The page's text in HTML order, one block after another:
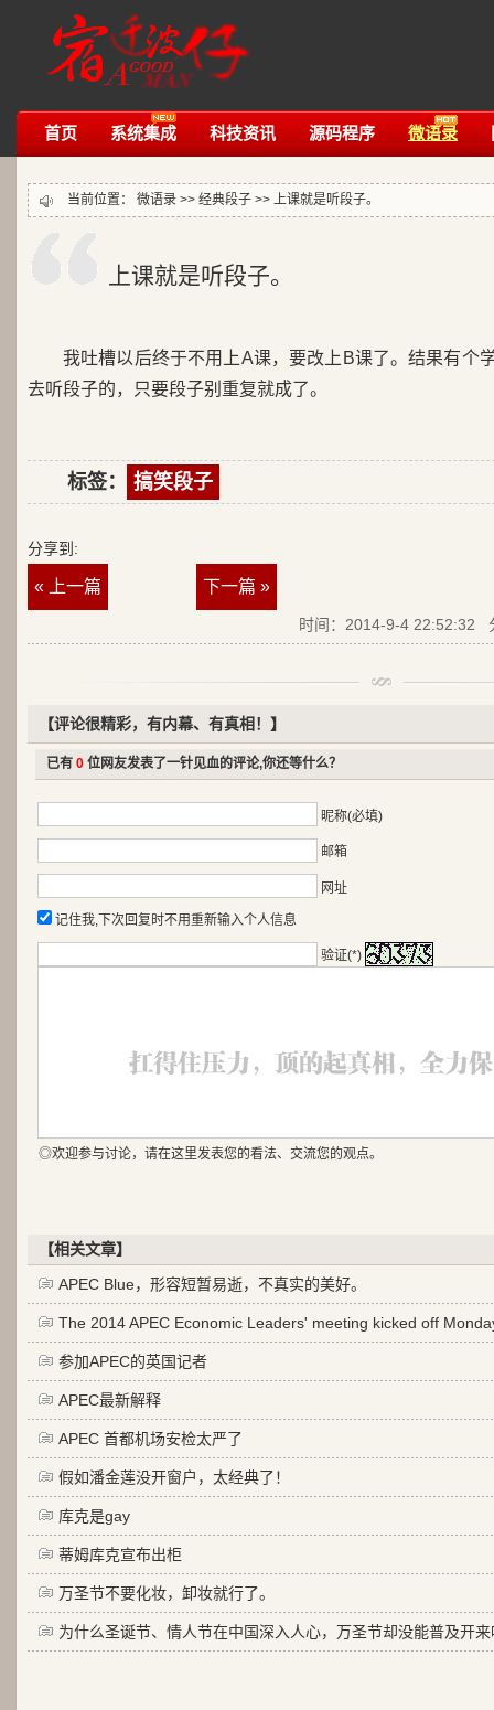
首页 系统集成 科技资讯 源码程序 微语录
当前位置： 微语录 >> 经典段子 >> 上课就是听段子。
上课就是听段子。
我吐槽以后终于不用上A课，要改上B课了。结果有个
去听段子的，只要段子别重复就成了。
标签： 搞笑段子
分享到:
« 上一篇 下一篇 »
时间：2014-9-4 22:52:32
【评论很精彩，有内幕、有真相！】
已有 0位网友发表了一针见血的评论,你还等什么？
昵称(必填)
邮箱
网址
记住我,下次回复时不用重新输入个人信息
验证(*)
◎欢迎参与讨论，请在这里发表您的看法、交流您的观点。
【相关文章】
APEC Blue，形容短暂易逝，不真实的美好。
The 2014 APEC Economic Leaders' meeting kicked off
参加APEC的英国记者
APEC最新解释
APEC 首都机场安检太严了
假如潘金莲没开窗户，太经典了！
库克是gay
蒂姆库克宣布出柜
万圣节不要化妆，卸妆就行了。
为什么圣诞节、情人节在中国深入人心，万圣节却没能普及开来